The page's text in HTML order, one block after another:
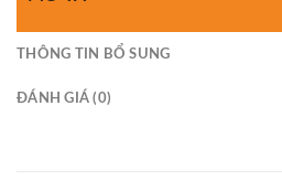
THÔNG TIN BỔ SUNG
ĐÁNH GIÁ (0)